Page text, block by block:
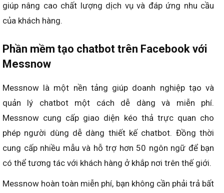
giúp nâng cao chất lượng dịch vụ và đáp ứng nhu cầu
của khách hàng.
Phần mềm tạo chatbot trên Facebook với
Messnow
Messnow là một nền tảng giúp doanh nghiệp tạo và
quản lý chatbot một cách dễ dàng và miễn phí.
Messnow cung cấp giao diện kéo thả trực quan cho
phép người dùng dễ dàng thiết kế chatbot. Đồng thời
cung cấp nhiều mẫu và hỗ trợ hơn 50 ngôn ngữ để bạn
có thể tương tác với khách hàng ở khắp nơi trên thế giới.
Messnow hoàn toàn miễn phí, bạn không cần phải trả bất